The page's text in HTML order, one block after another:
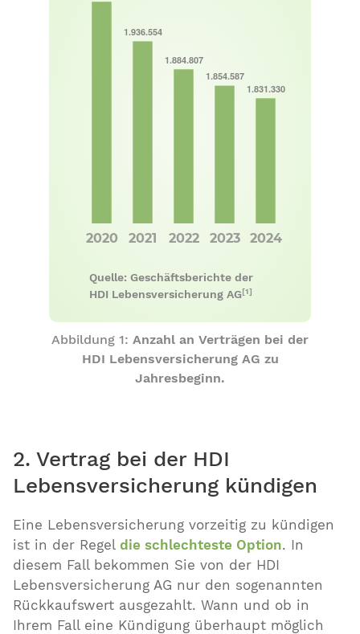
Quelle: Geschäftsberichte der
HDI Lebensversicherung AG[1]
Abbildung 1: Anzahl an Verträgen bei der
HDI Lebensversicherung AG zu
Jahresbeginn.
2. Vertrag bei der HDI
Lebensversicherung kündigen
Eine Lebensversicherung vorzeitig zu kündigen
ist in der Regeldie schlechteste Option. In
diesem Fall bekommen Sie von der HDI
Lebensversicherung AG nur den sogenannten
Rückkaufswert ausgezahlt. Wann und ob in
Ihrem Fall eine Kündigung überhaupt möglich